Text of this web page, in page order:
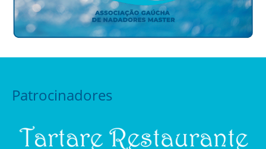
Patrocinadores